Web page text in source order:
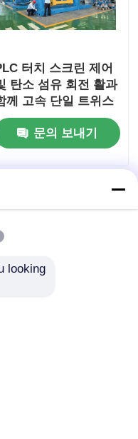
터치 스크린 제어
탄소 섬유 회전 활과
께 고속 단일 트위스
트 기계
문의 보내기
looking